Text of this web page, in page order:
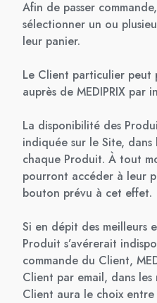
Afin de passer
sélectionner un ou
leur panier.
Le Client particulier peut
auprès de MEDIPRIX
La disponibilité des
indiquée sur le Site,
chaque Produit. À tout
pourront accéder à leur
bouton prévu à cet effet.
Si en dépit des meilleurs
Produit s’avérerait
commande du Client,
Client par email, dans
Client aura le choix entre